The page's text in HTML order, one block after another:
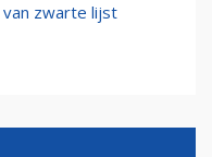
van zwarte lijst